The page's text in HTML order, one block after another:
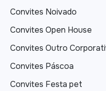
Convites Noivado
Convites Open House
Convites Outro
Convites Páscoa
Convites Festa pet